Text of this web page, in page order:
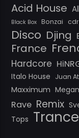
Acid House
Black Box Bonzai
Disco Djing
France
Hardcore
Italo House Juan
Maxximum
Rave Remix
Tops Trance